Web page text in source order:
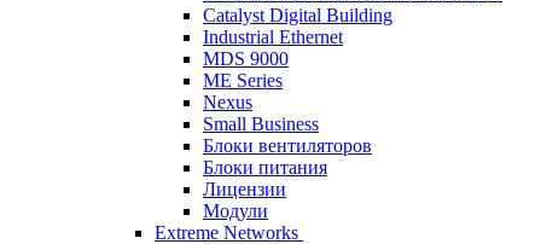
Catalyst Digital Building
Industrial Ethernet
MDS 9000
ME Series
Nexus
Small Business
Блоки вентиляторов
Блоки питания
Лицензии
Модули
Extreme Networks